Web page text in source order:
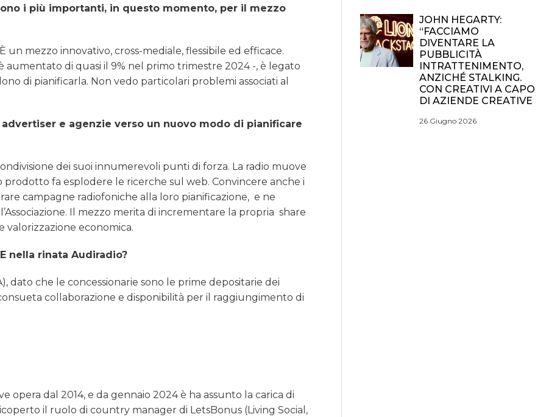
i più importanti, in questo momento, per il mezzo
un mezzo innovativo, cross-mediale, flessibile ed efficace.
aumentato di quasi il 9% nel primo trimestre 2024 -, è legato
di pianificarla. Non vedo particolari problemi associati al
e agenzie verso un nuovo modo di pianificare
dei suoi innumerevoli punti di forza. La radio muove
fa esplodere le ricerche sul web. Convincere anche i
campagne radiofoniche alla loro pianificazione, e ne
Il mezzo merita di incrementare la propria share
valorizzazione economica.
nella rinata Audiradio?
dato che le concessionarie sono le prime depositarie dei
collaborazione e disponibilità per il raggiungimento di
opera dal 2014, e da gennaio 2024 è ha assunto la carica di
il ruolo di country manager di LetsBonus (Living Social,
JOHN HEGARTY:
“FACCIAMO
DIVENTARE LA
PUBBLICITÀ
INTRATTENIMENTO,
ANZICHÉ STALKING.
CON CREATIVI A CAPO
DI AZIENDE CREATIVE
26 Giugno 2026